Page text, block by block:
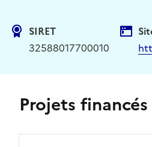
SIRET
32588017700010
Projets financés